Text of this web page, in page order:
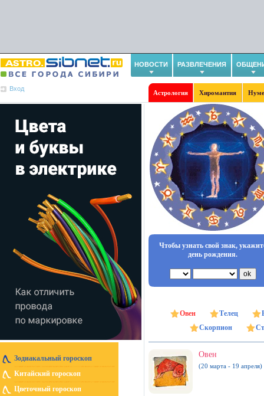
НОВОСТИ РАЗВЛЕЧЕНИЯ
Вход
Астрология Хиромантия
Зодиакальный гороскоп
Китайский гороскоп
Цветочный гороскоп
Чтобы узнать свой знак,
день рождения.
Овен Телец
Скорпион
Овен
(20 марта - 19 апреля)